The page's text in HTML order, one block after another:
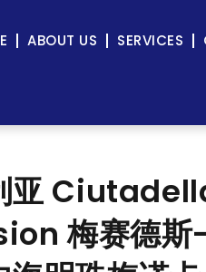
ABOUT US SERVICES
亚
梅赛德